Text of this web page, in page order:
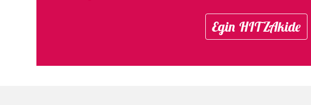
Egin HITZAkide